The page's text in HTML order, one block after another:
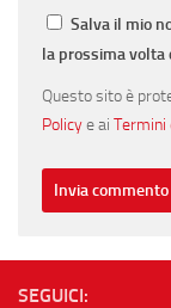
Salva il mio
la prossima volta
Questo sito è
Policye ai Termini
SEGUICI: